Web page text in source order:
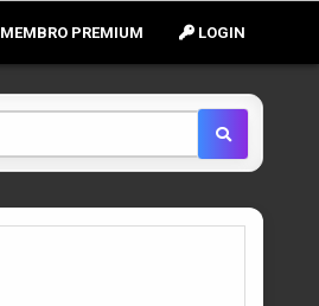
LOGIN
MEMBRO PREMIUM